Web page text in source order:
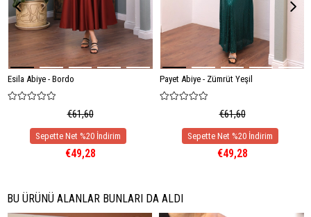
Esila Abiye - Bordo
€61,60
€49,28
Payet Abiye - Zümrüt Yeşil
€61,60
€49,28
BU ÜRÜNÜ ALANLAR BUNLARI DA ALDI